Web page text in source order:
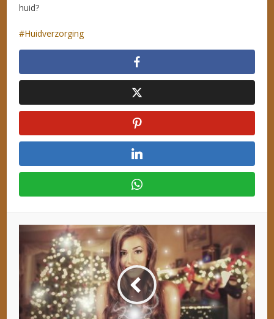
huid?
Huidverzorging